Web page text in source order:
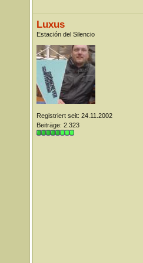
Luxus
Estación del Silencio
Registriert seit: 24.11.2002
Beiträge: 2.323